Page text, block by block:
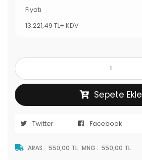
Fiyatı
13.221,49 TL+ KDV
Sepete Ekle
Twitter Facebook
ARAS : 550,00 TL MNG : 550,00 TL